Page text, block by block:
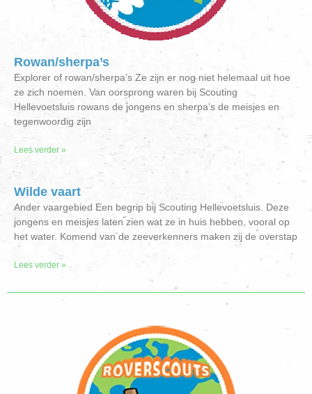
Rowan/sherpa’s
Explorer of rowan/sherpa’s Ze zijn er nog niet helemaal uit hoe
ze zich noemen. Van oorsprong waren bij Scouting
Hellevoetsluis rowans de jongens en sherpa’s de meisjes en
tegenwoordig zijn
Lees verder »
Wilde vaart
Ander vaargebied Een begrip bij Scouting Hellevoetsluis. Deze
jongens en meisjes laten zien wat ze in huis hebben, vooral op
het water. Komend van de zeeverkenners maken zij de overstap
Lees verder »